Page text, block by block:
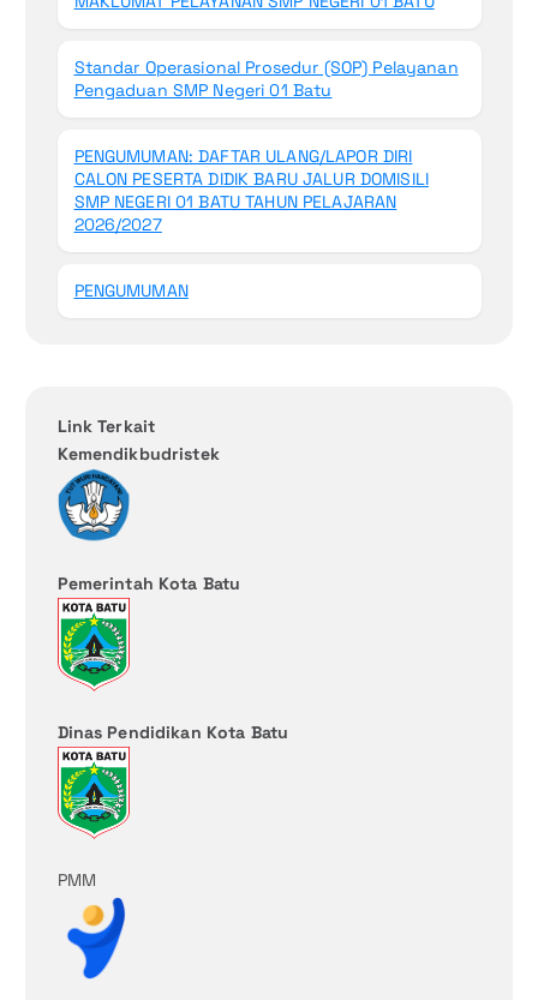
Standar Operasional Prosedur (SOP) Pelayanan
Pengaduan SMP Negeri 01 Batu
PENGUMUMAN: DAFTAR ULANG/LAPOR DIRI
CALON PESERTA DIDIK BARU JALUR DOMISILI
SMP NEGERI 01 BATU TAHUN PELAJARAN
2026/2027
PENGUMUMAN
Link Terkait
Kemendikbudristek
Pemerintah Kota Batu
Dinas Pendidikan Kota Batu
PMM